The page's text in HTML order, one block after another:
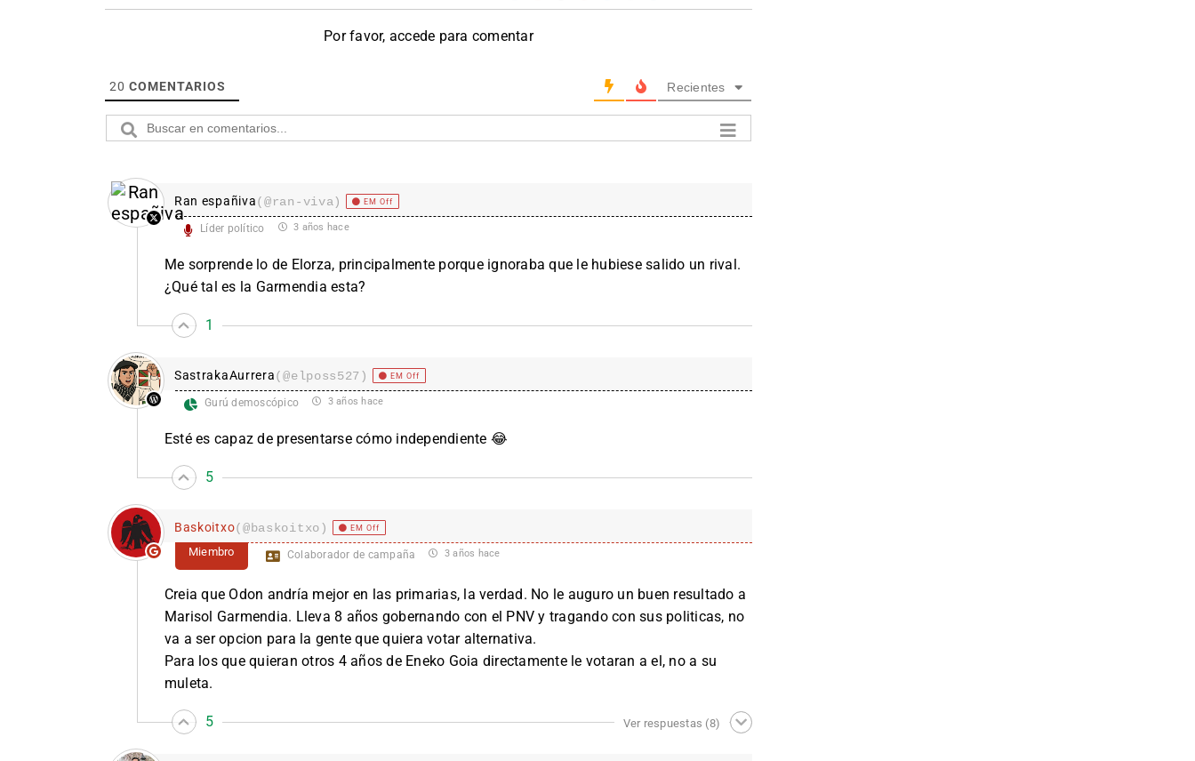
Por favor, accede para comentar
20 COMENTARIOS Recientes
Ran españiva(@ran-viva) EM Off
Líder político 3 años hace
Me sorprende lo de Elorza, principalmente porque ignoraba que le hubiese salido un rival.
¿Qué tal es la Garmendia esta?
1
SastrakaAurrera(@elposs527) EM Off
Gurú demoscópico 3 años hace
Esté es capaz de presentarse cómo independiente 😂
5
Baskoitxo(@baskoitxo) EM Off
Miembro Colaborador de campaña 3 años hace
Creia que Odon andría mejor en las primarias, la verdad. No le auguro un buen resultado a
Marisol Garmendia. Lleva 8 años gobernando con el PNV y tragando con sus politicas, no
va a ser opcion para la gente que quiera votar alternativa.
Para los que quieran otros 4 años de Eneko Goia directamente le votaran a el, no a su
muleta.
5 Ver respuestas (8)